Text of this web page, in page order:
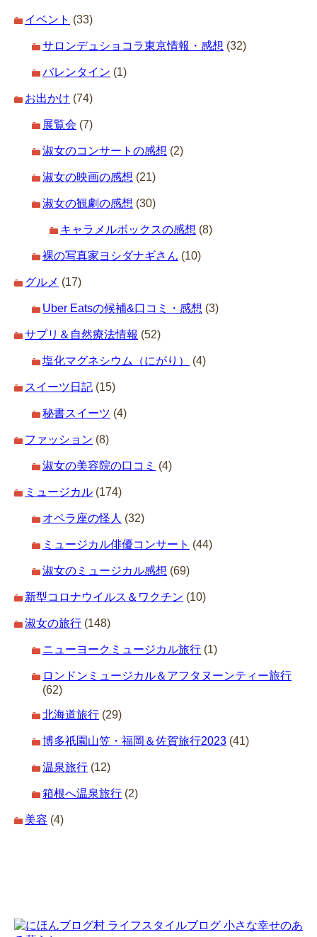
イベント (33)
サロンデュショコラ東京情報・感想 (32)
バレンタイン (1)
お出かけ (74)
展覧会 (7)
淑女のコンサートの感想 (2)
淑女の映画の感想 (21)
淑女の観劇の感想 (30)
キャラメルボックスの感想 (8)
裸の写真家ヨシダナギさん (10)
グルメ (17)
Uber Eatsの候補&口コミ・感想 (3)
サプリ＆自然療法情報 (52)
塩化マグネシウム（にがり） (4)
スイーツ日記 (15)
秘書スイーツ (4)
ファッション (8)
淑女の美容院の口コミ (4)
ミュージカル (174)
オペラ座の怪人 (32)
ミュージカル俳優コンサート (44)
淑女のミュージカル感想 (69)
新型コロナウイルス＆ワクチン (10)
淑女の旅行 (148)
ニューヨークミュージカル旅行 (1)
ロンドンミュージカル＆アフタヌーンティー旅行
(62)
北海道旅行 (29)
博多祇園山笠・福岡＆佐賀旅行2023 (41)
温泉旅行 (12)
箱根へ温泉旅行 (2)
美容 (4)